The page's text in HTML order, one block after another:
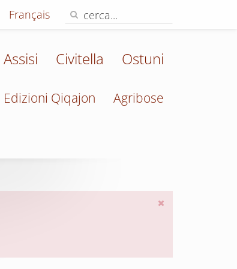
Français
Assisi Civitella Ostuni
Edizioni Qiqajon Agribose